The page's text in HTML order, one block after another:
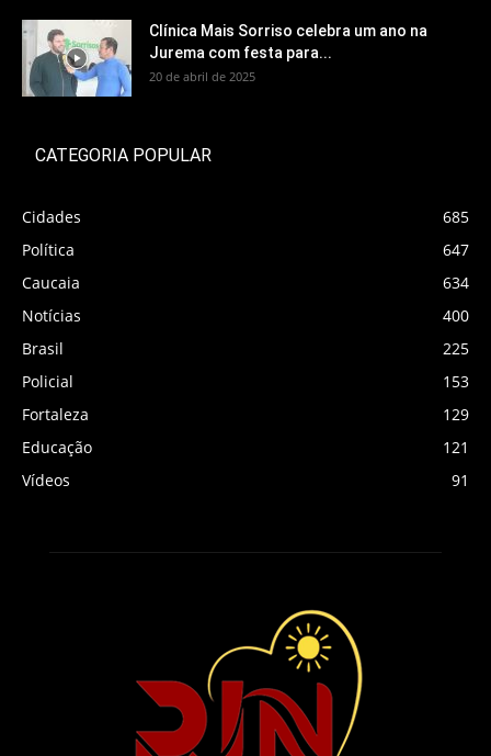
Clínica Mais Sorriso celebra um ano na
Jurema com festa para...
20 de abril de 2025
CATEGORIA POPULAR
Cidades
685
Política
647
Caucaia
634
Notícias
400
Brasil
225
Policial
153
Fortaleza
129
Educação
121
Vídeos
91